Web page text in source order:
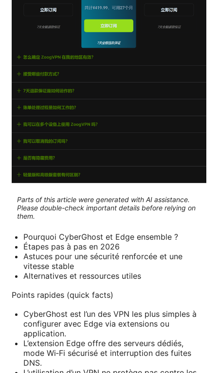
Parts of this article were generated with AI assistance.
Please double-check important details before relying on
them.
Pourquoi CyberGhost et Edge ensemble ?
Étapes pas à pas en 2026
Astuces pour une sécurité renforcée et une
vitesse stable
Alternatives et ressources utiles
Points rapides (quick facts)
CyberGhost est l’un des VPN les plus simples à
configurer avec Edge via extensions ou
application.
L’extension Edge offre des serveurs dédiés,
mode Wi‑Fi sécurisé et interruption des fuites
DNS.